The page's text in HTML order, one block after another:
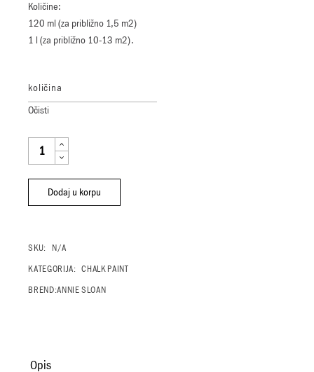
Količine:
120 ml (za približno 1,5 m2)
1 l (za približno 10-13 m2).
količina
Očisti
FLORENCE QUANTITY
Dodaj u korpu
SKU: N/A
KATEGORIJA: CHALK PAINT
BREND:ANNIE SLOAN
Opis